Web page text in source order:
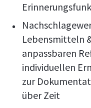
Lebensmitteln
anpassbaren
individuellen
zur
über Zeit